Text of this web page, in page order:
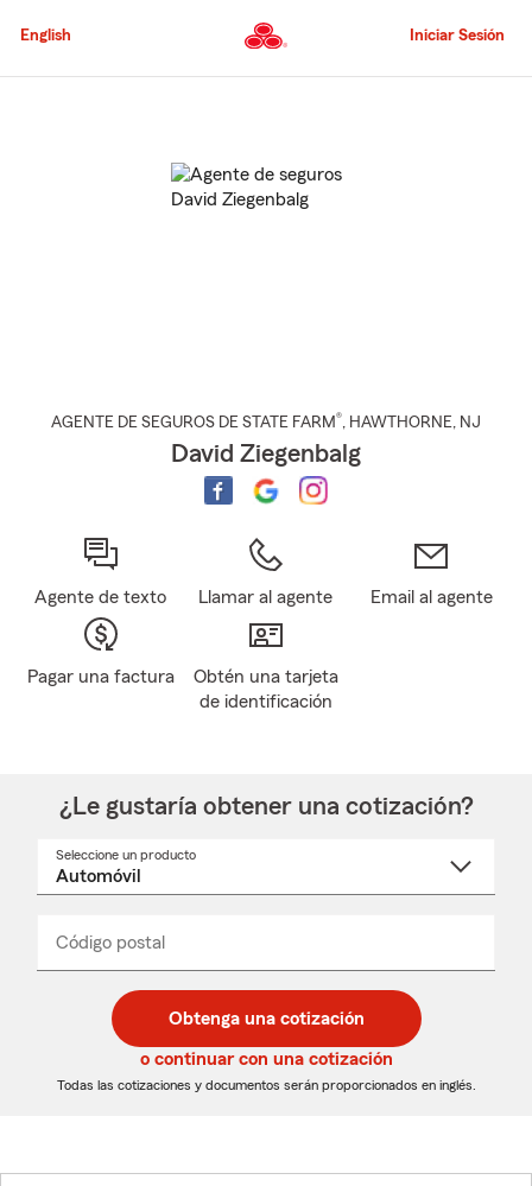
al
principal
English Iniciar Sesión
AGENTE DE SEGUROS DE STATE FARM®, HAWTHORNE, NJ
David Ziegenbalg
Agente de texto Llamar al agente Email al agente
Pagar una factura
Obtén una tarjeta
de identificación
¿Le gustaría obtener una cotización?
Seleccione un producto
desplegable
Código postal
de
5
dígitos
de
5
dígitos
_____
Obtenga una cotización
o continuar con una cotización
Todas las cotizaciones y documentos serán proporcionados en inglés.